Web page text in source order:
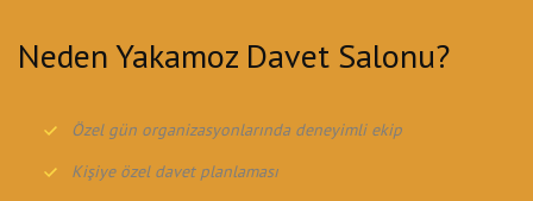
Neden Yakamoz Davet Salonu?
Özel gün organizasyonlarında deneyimli ekip
Kişiye özel davet planlaması